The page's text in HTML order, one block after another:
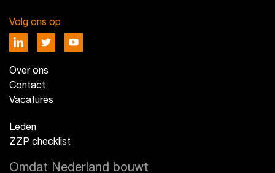
Volg ons op
Over ons
Contact
Vacatures
Leden
ZZP checklist
Omdat Nederland bouwt